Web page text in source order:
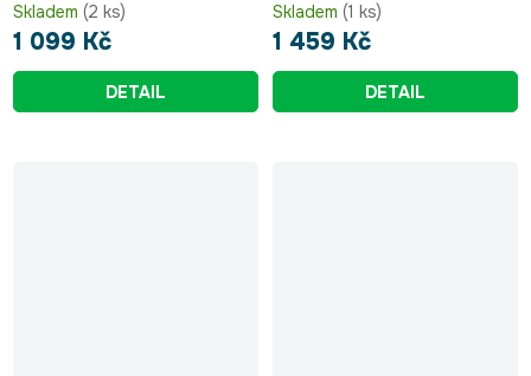
Skladem (2 ks)
1 099 Kč
DETAIL
Skladem (1 ks)
1 459 Kč
DETAIL